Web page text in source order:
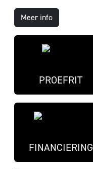
Meer info
PROEFRIT
FINANCIERING